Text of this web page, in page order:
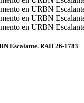
Escalante. RAH 26-1783